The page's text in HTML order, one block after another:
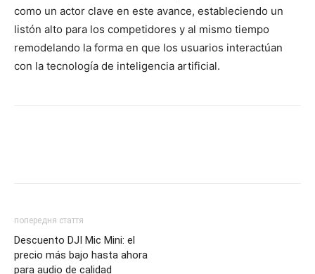
como un actor clave en este avance, estableciendo un
listón alto para los competidores y al mismo tiempo
remodelando la forma en que los usuarios interactúan
con la tecnología de inteligencia artificial.
попередня стаття
Descuento DJI Mic Mini: el
precio más bajo hasta ahora
para audio de calidad